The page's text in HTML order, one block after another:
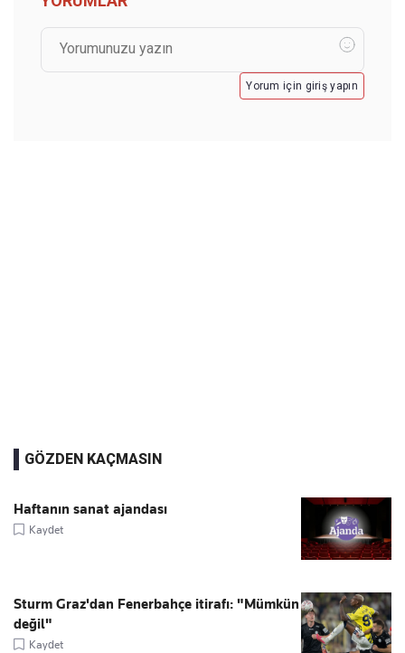
Yorum için giriş yapın
GÖZDEN KAÇMASIN
Haftanın sanat ajandası
Kaydet
Sturm Graz'dan Fenerbahçe itirafı: "Mümkün
değil"
Kaydet